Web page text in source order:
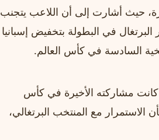
حيث أشارت إلى أن اللاعب يتجنب
في البطولة بتخفيض إسبانيا
مشاركته الأخيرة في كأس
مع المنتخب البرتغالي،